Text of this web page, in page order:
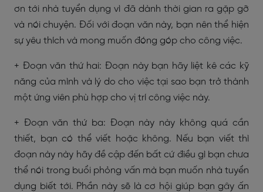
ơn tới nhà tuyển dụng vì đã dành thời gian ra gặp gỡ
và nói chuyện. Đối với đoạn văn này, bạn nên thể hiện
sự yêu thích và mong muốn đóng góp cho công việc.
+ Đoạn văn thứ hai: Đoạn này bạn hãy liệt kê các kỹ
năng của mình và lý do cho việc tại sao bạn trở thành
một ứng viên phù hợp cho vị trí công việc này.
+ Đoạn văn thứ ba: Đoạn này này không quá cần
thiết, bạn có thể viết hoặc không. Nếu bạn viết thì
đoạn này này hãy đề cập đến bất cứ điều gì bạn chưa
thể nói trong buổi phỏng vấn mà bạn muốn nhà tuyển
dụng biết tới. Phần này sẽ là cơ hội giúp bạn gây ấn